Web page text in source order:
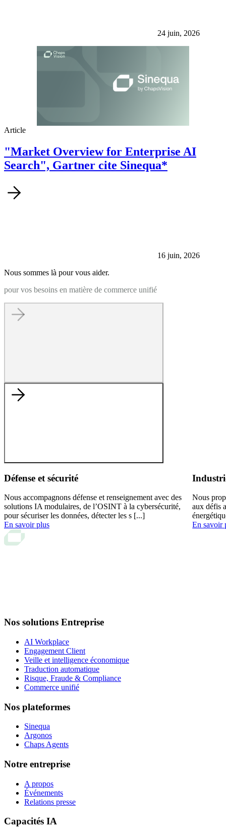
24 juin, 2026
Article
"Market Overview for Enterprise AI
Search", Gartner cite Sinequa*
16 juin, 2026
Nous sommes là pour vous aider.
pour vos besoins en matière de commerce unifié
Défense et sécurité
Nous accompagnons défense et renseignement avec des
solutions IA modulaires, de l’OSINT à la cybersécurité,
pour sécuriser les données, détecter les s [...]
En savoir plus
Nous
aux défis
En savoir
Nos solutions Entreprise
AI Workplace
Engagement Client
Veille et intelligence économique
Traduction automatique
Risque, Fraude & Compliance
Commerce unifié
Nos plateformes
Sinequa
Argonos
Chaps Agents
Notre entreprise
A propos
Événements
Relations presse
Capacités IA